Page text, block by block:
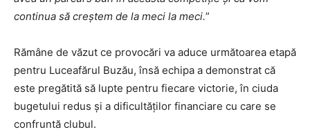
continua să creștem de la meci la meci.”
Rămâne de văzut ce provocări va aduce următoarea etapă
pentru Luceafărul Buzău, însă echipa a demonstrat că
este pregătită să lupte pentru fiecare victorie, în ciuda
bugetului redus și a dificultăților financiare cu care se
confruntă clubul.